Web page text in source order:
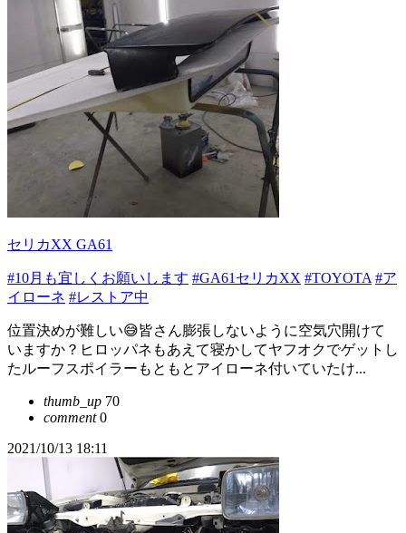
セリカXX GA61
#10月も宜しくお願いします #GA61セリカXX #TOYOTA #ア
イローネ #レストア中
位置決めが難しい😅皆さん膨張しないように空気穴開けて
いますか？ヒロッパネもあえて寝かしてヤフオクでゲットし
たルーフスポイラーもともとアイローネ付いていたけ...
thumb_up 70
comment0
2021/10/13 18:11